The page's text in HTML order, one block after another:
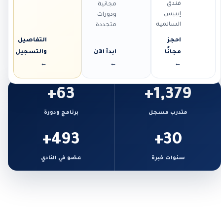
فندق
إيبيس
السالمية
احجز
مجانًا
←
مجانية
ودورات
متجددة
ابدأ الآن
←
التفاصيل
والتسجيل
←
1,379+
متدرب مسجل
63+
برنامج ودورة
30+
سنوات خبرة
493+
عضو في النادي